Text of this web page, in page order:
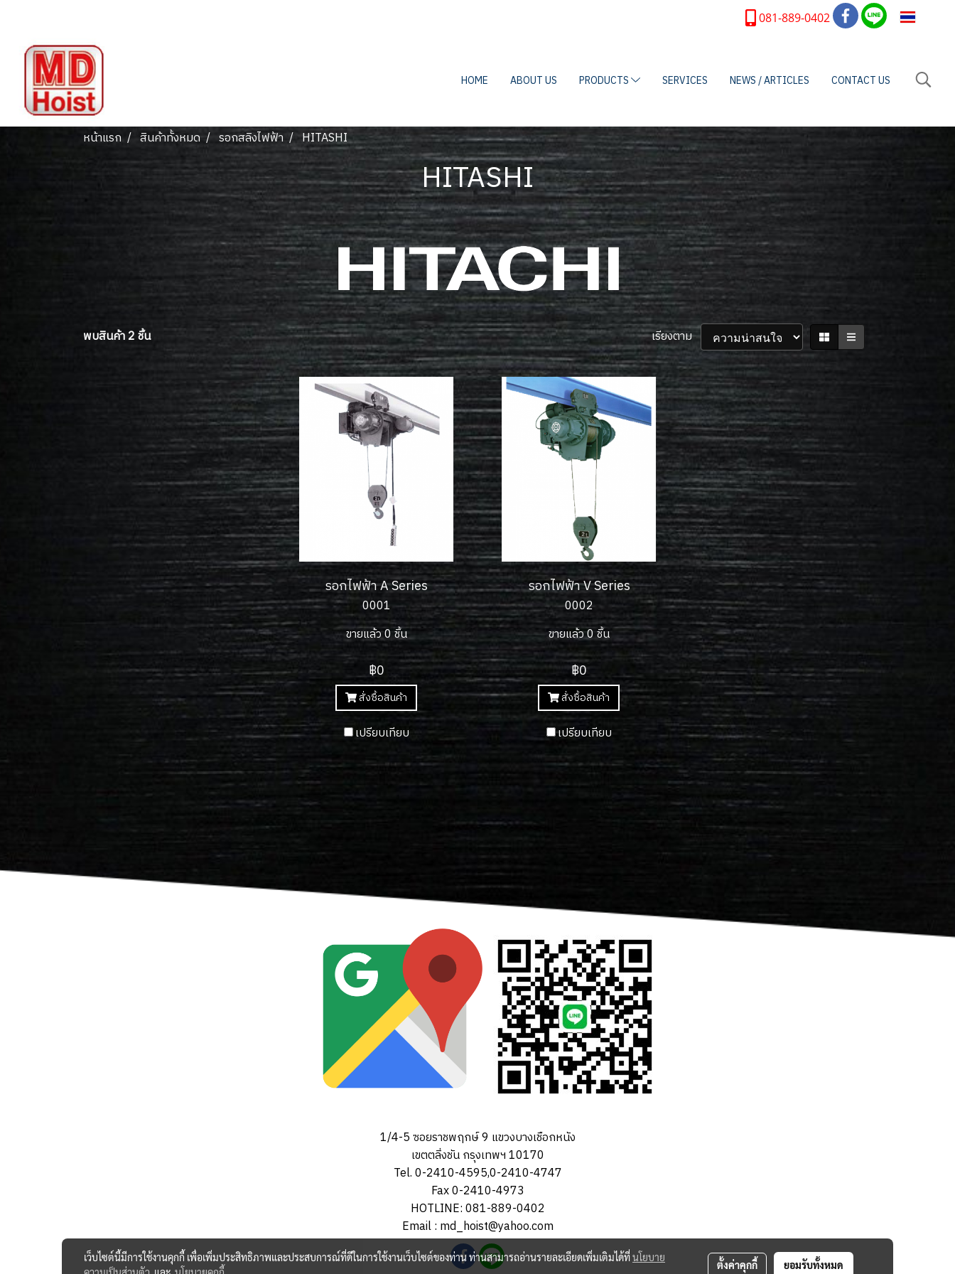
081-889-0402
HOME ABOUT US PRODUCTS SERVICES NEWS / ARTICLES CONTACT US
หน้าแรก สินค้าทั้งหมด รอกสลิงไฟฟ้า HITASHI
HITASHI
พบสินค้า 2 ชิ้น เรียงตาม
รอกไฟฟ้า A Series
0001
ขายแล้ว 0 ชิ้น
฿0
สั่งซื้อสินค้า
เปรียบเทียบ
รอกไฟฟ้า V Series
0002
ขายแล้ว 0 ชิ้น
฿0
สั่งซื้อสินค้า
เปรียบเทียบ
1/4-5 ซอยราชพฤกษ์ 9 แขวงบางเชือกหนัง
เขตตลิ่งชัน กรุงเทพฯ 10170
Tel. 0-2410-4595,0-2410-4747
Fax 0-2410-4973
HOTLINE: 081-889-0402
Email : md_hoist@yahoo.com
เว็บไซต์นี้มีการใช้งานคุกกี้ เพื่อเพิ่มประสิทธิภาพและประสบการณ์ที่ดีในการใช้งานเว็บไซต์ของท่าน ท่านสามารถอ่านรายละเอียดเพิ่มเติมได้ที่นโยบาย
ตั้งค่าคุกกี้ ยอมรับทั้งหมด